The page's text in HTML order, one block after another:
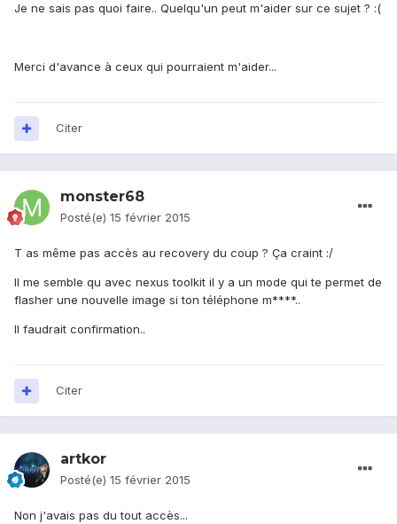
Je ne sais pas quoi faire.. Quelqu'un peut m'aider sur ce sujet ? :(
Merci d'avance à ceux qui pourraient m'aider...
Citer
monster68
Posté(e) 15 février 2015
T as même pas accès au recovery du coup ? Ça craint :/
Il me semble qu avec nexus toolkit il y a un mode qui te permet de
flasher une nouvelle image si ton téléphone m****..
Il faudrait confirmation..
Citer
artkor
Posté(e) 15 février 2015
Non j'avais pas du tout accès...